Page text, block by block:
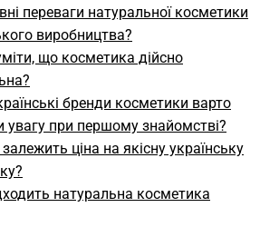
переваги натуральної косметики
виробництва?
що косметика дійсно
бренди косметики варто
увагу при першому знайомстві?
залежить ціна на якісну українську
натуральна косметика